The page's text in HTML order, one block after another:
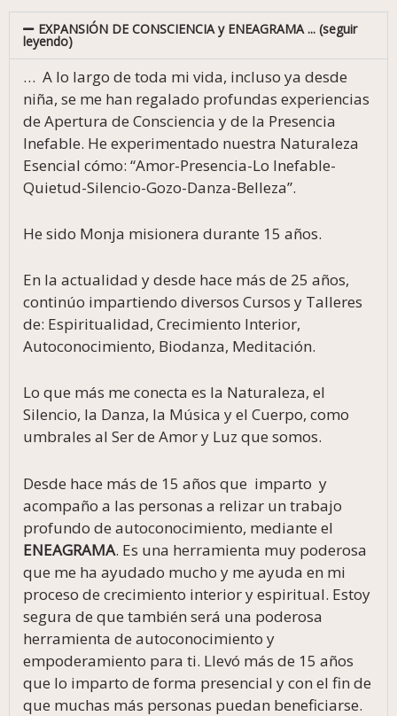
EXPANSIÓN DE CONSCIENCIA y ENEAGRAMA ... (seguir
leyendo)
… A lo largo de toda mi vida, incluso ya desde
niña, se me han regalado profundas experiencias
de Apertura de Consciencia y de la Presencia
Inefable. He experimentado nuestra Naturaleza
Esencial cómo: “Amor-Presencia-Lo Inefable-
Quietud-Silencio-Gozo-Danza-Belleza”.
He sido Monja misionera durante 15 años.
En la actualidad y desde hace más de 25 años,
continúo impartiendo diversos Cursos y Talleres
de: Espiritualidad, Crecimiento Interior,
Autoconocimiento, Biodanza, Meditación.
Lo que más me conecta es la Naturaleza, el
Silencio, la Danza, la Música y el Cuerpo, como
umbrales al Ser de Amor y Luz que somos.
Desde hace más de 15 años que imparto y
acompaño a las personas a relizar un trabajo
profundo de autoconocimiento, mediante el
ENEAGRAMA. Es una herramienta muy poderosa
que me ha ayudado mucho y me ayuda en mi
proceso de crecimiento interior y espiritual. Estoy
segura de que también será una poderosa
herramienta de autoconocimiento y
empoderamiento para ti. Llevó más de 15 años
que lo imparto de forma presencial y con el fin de
que muchas más personas puedan beneficiarse.